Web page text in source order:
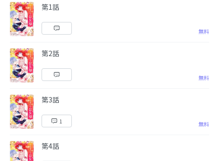
第1話
無料
第2話
無料
第3話
1 無料
第4話